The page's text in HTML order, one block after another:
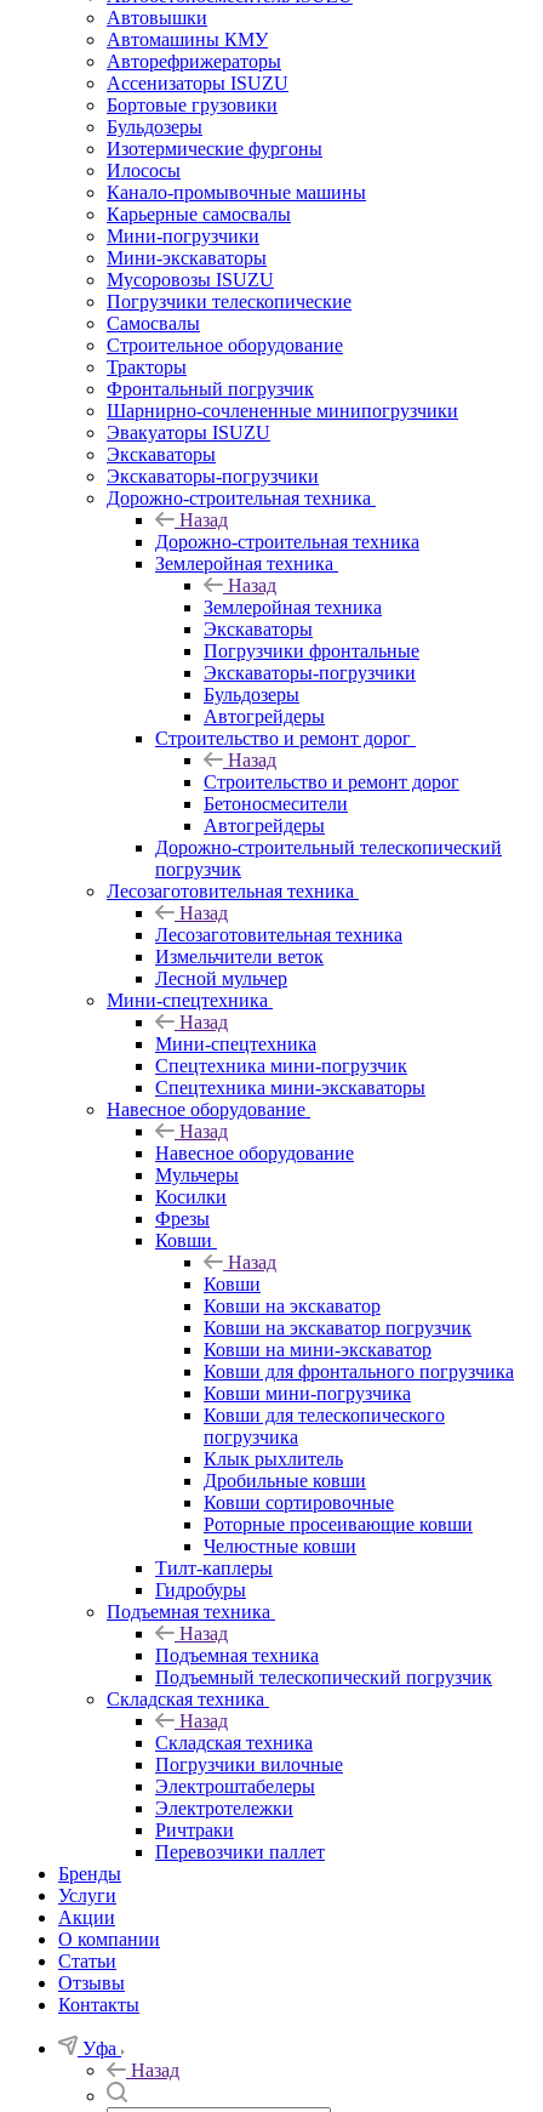
Автовышки
Автомашины КМУ
Авторефрижераторы
Ассенизаторы ISUZU
Бортовые грузовики
Бульдозеры
Изотермические фургоны
Илососы
Канало-промывочные машины
Карьерные самосвалы
Мини-погрузчики
Мини-экскаваторы
Мусоровозы ISUZU
Погрузчики телескопические
Самосвалы
Строительное оборудование
Тракторы
Фронтальный погрузчик
Шарнирно-сочлененные минипогрузчики
Эвакуаторы ISUZU
Экскаваторы
Экскаваторы-погрузчики
Дорожно-строительная техника
Назад
Дорожно-строительная техника
Землеройная техника
Назад
Землеройная техника
Экскаваторы
Погрузчики фронтальные
Экскаваторы-погрузчики
Бульдозеры
Автогрейдеры
Строительство и ремонт дорог
Назад
Строительство и ремонт дорог
Бетоносмесители
Автогрейдеры
Дорожно-строительный телескопический
погрузчик
Лесозаготовительная техника
Назад
Лесозаготовительная техника
Измельчители веток
Лесной мульчер
Мини-спецтехника
Назад
Мини-спецтехника
Спецтехника мини-погрузчик
Спецтехника мини-экскаваторы
Навесное оборудование
Назад
Навесное оборудование
Мульчеры
Косилки
Фрезы
Ковши
Назад
Ковши
Ковши на экскаватор
Ковши на экскаватор погрузчик
Ковши на мини-экскаватор
Ковши для фронтального погрузчика
Ковши мини-погрузчика
Ковши для телескопического
погрузчика
Клык рыхлитель
Дробильные ковши
Ковши сортировочные
Роторные просеивающие ковши
Челюстные ковши
Тилт-каплеры
Гидробуры
Подъемная техника
Назад
Подъемная техника
Подъемный телескопический погрузчик
Складская техника
Назад
Складская техника
Погрузчики вилочные
Электроштабелеры
Электротележки
Ричтраки
Перевозчики паллет
Бренды
Услуги
Акции
О компании
Статьи
Отзывы
Контакты
Уфа
Назад